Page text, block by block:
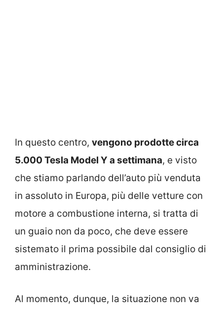
In questo centro, vengono prodotte circa
5.000 Tesla Model Y a settimana, e visto
che stiamo parlando dell’auto più venduta
in assoluto in Europa, più delle vetture con
motore a combustione interna, si tratta di
un guaio non da poco, che deve essere
sistemato il prima possibile dal consiglio di
amministrazione.
Al momento, dunque, la situazione non va